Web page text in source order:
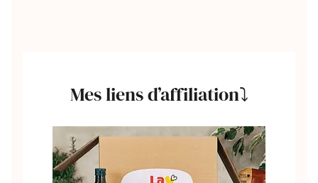
Mes liens d’affiliation⤵️